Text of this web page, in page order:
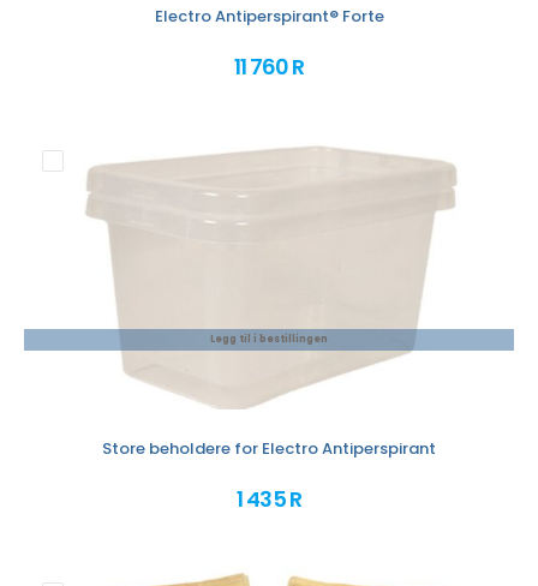
Electro Antiperspirant® Forte
11 760 R
Legg til i bestillingen
Store beholdere for Electro Antiperspirant
1 435 R